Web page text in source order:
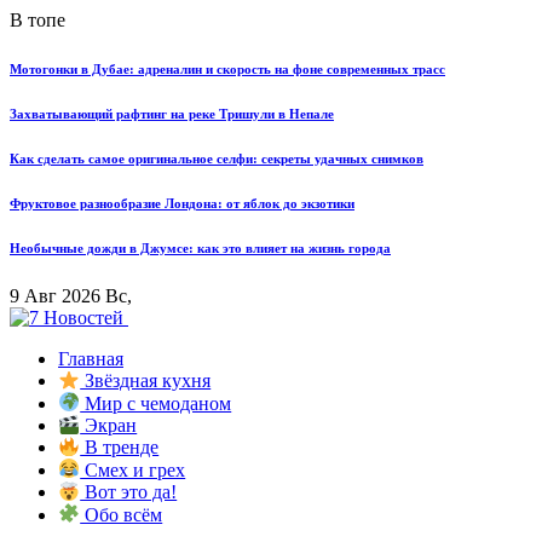
В топе
Мотогонки в Дубае: адреналин и скорость на фоне современных трасс
Захватывающий рафтинг на реке Тришули в Непале
Как сделать самое оригинальное селфи: секреты удачных снимков
Фруктовое разнообразие Лондона: от яблок до экзотики
Необычные дожди в Джумсе: как это влияет на жизнь города
9 Авг 2026 Вс,
Главная
Звёздная кухня
Мир с чемоданом
Экран
В тренде
Смех и грех
Вот это да!
Обо всём